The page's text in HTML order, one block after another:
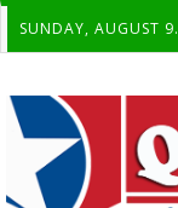
SUNDAY, AUGUST 9.